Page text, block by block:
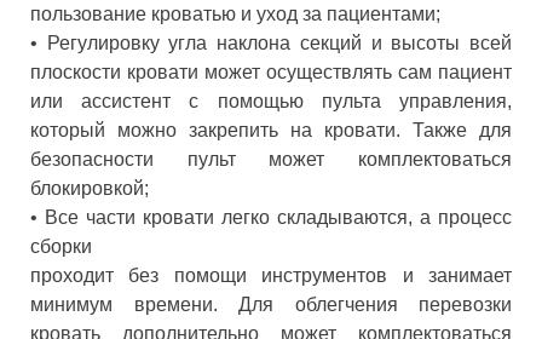
пользование кроватью и уход за пациентами;
•
Регулировку угла наклона секций и высоты всей
плоскости кровати может осуществлять сам пациент
или ассистент с помощью пульта управления,
который можно закрепить на кровати. Также для
безопасности пульт может комплектоваться
блокировкой;
• Все части кровати легко складываются, а процесс
сборки
проходит без помощи инструментов и занимает
минимум времени. Для облегчения перевозки
кровать дополнительно может комплектоваться